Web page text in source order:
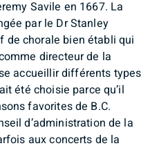
Savile en 1667. La
par le Dr Stanley
de chorale bien établi qui
directeur de la
accueillir différents types
été choisie parce qu’il
favorites de B.C.
d’administration de la
aux concerts de la